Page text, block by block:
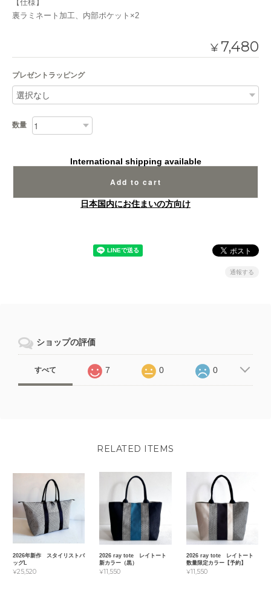
【仕様】
裏ラミネート加工、内部ポケット×2
¥ 7,480
プレゼントラッピング
数量
International shipping available
Add to cart
日本国内にお住まいの方向け
通報する
ショップの評価
すべて 7 0 0
RELATED ITEMS
2026年新作 スタイリストバ
ッグL
¥25,520
2026 ray tote レイトート
新カラー（黒）
¥11,550
2026 ray tote レイトート
数量限定カラー【予約】
¥11,550